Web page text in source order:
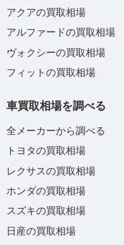
アクアの買取相場
アルファードの買取相場
ヴォクシーの買取相場
フィットの買取相場
車買取相場を調べる
全メーカーから調べる
トヨタの買取相場
レクサスの買取相場
ホンダの買取相場
スズキの買取相場
日産の買取相場